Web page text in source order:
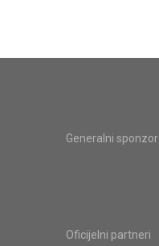
Generalni sponzor
Oficijelni partneri